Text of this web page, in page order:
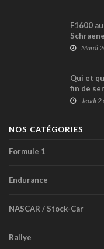
F1600
Mardi
Qui et
fin de
Jeudi
NOS CATÉGORIES
Formule 1
Endurance
NASCAR / Stock-Car
Rallye